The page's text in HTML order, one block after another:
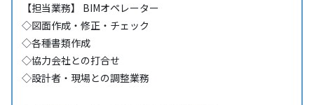
【担当業務】 BIMオペレーター
◇図面作成・修正・チェック
◇各種書類作成
◇協力会社との打合せ
◇設計者・現場との調整業務